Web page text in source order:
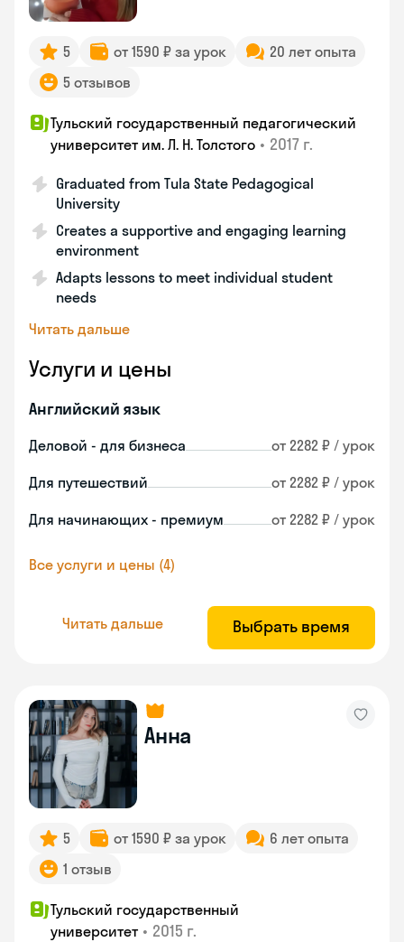
5 от 1590 ₽ за урок
20 лет опыта
5 отзывов
Тульский государственный педагогический
университет им. Л. Н. Толстого • 2017 г.
Graduated from Tula State Pedagogical
University
Creates a supportive and engaging learning
environment
Adapts lessons to meet individual student
needs
Читать дальше
Услуги и цены
Английский язык
Деловой - для бизнеса от 2282 ₽ / урок
Для путешествий от 2282 ₽ / урок
Для начинающих - премиум от 2282 ₽ / урок
Все услуги и цены (4)
Читать дальше Выбрать время
Анна
5 от 1590 ₽ за урок
6 лет опыта
1 отзыв
Тульский государственный
университет • 2015 г.